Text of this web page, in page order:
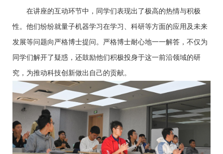
在讲座的互动环节中，同学们表现出了极高的热情与积极
性。他们纷纷就量子机器学习在学习、科研等方面的应用及未来
发展等问题向严格博士提问。严格博士耐心地一一解答，不仅为
同学们解开了疑惑，还鼓励他们积极投身于这一前沿领域的研
究，为推动科技创新做出自己的贡献。